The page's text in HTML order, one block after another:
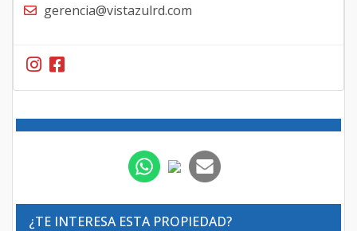
gerencia@vistazulrd.com
¿TE INTERESA ESTA PROPIEDAD?